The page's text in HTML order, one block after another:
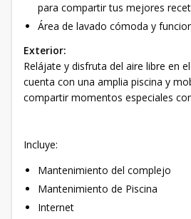
para compartir tus mejores
Área de lavado cómoda y
Exterior:
Relájate y disfruta del aire libre en
cuenta con una amplia piscina y
compartir momentos especiales
Incluye:
Mantenimiento del complejo
Mantenimiento de Piscina
Internet